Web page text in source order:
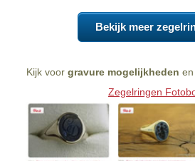
Bekijk meer
Kijk voor gravure mogelijkheden
Zegelringen